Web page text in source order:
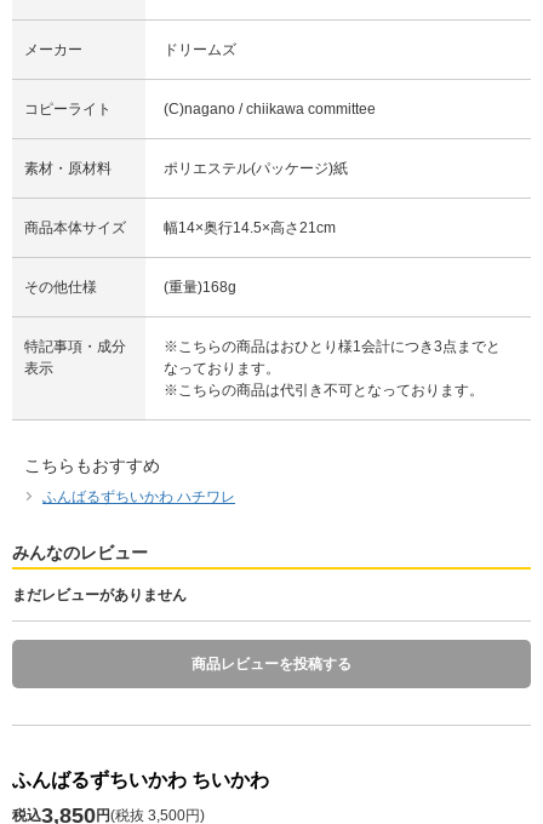
メーカー ドリームズ
コピーライト (C)nagano / chiikawa committee
素材・原材料 ポリエステル(パッケージ)紙
商品本体サイズ 幅14×奥行14.5×高さ21cm
その他仕様 (重量)168g
特記事項・成分
表示
※こちらの商品はおひとり様1会計につき3点までと
なっております。
※こちらの商品は代引き不可となっております。
こちらもおすすめ
ふんばるずちいかわ ハチワレ
みんなのレビュー
まだレビューがありません
商品レビューを投稿する
ふんばるずちいかわ ちいかわ
税込3,850円(税抜 3,500円)